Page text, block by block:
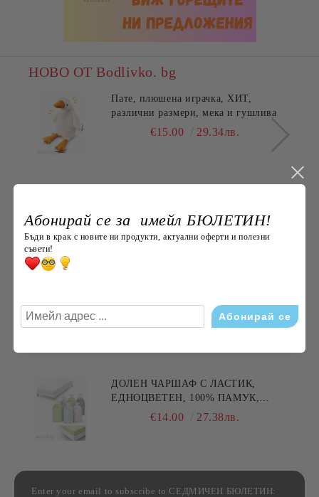
НОВО ОТ Bodlivko. bg
Пате, плюшена играчка, ХИТ,
различни размери, мека и гушлива
€15.00 29.34лв.
Най-продавани
ПЪЛНЕЖ ЗА ВЪЗГЛАВНИЧКА,
БРОДЕРИЯ НАЙ- ДОБАРАТА
МАЙКА/БАБА , РАЗМЕР:
ДОЛЕН ЧАРШАФ С ЛАСТИК,
ЕДНОЦВЕТЕН, 100% ПАМУК,
РАЗЛИЧНИ РАЗМЕРИ
€14.00 27.38лв.
Enter your email to subscribe to СЕДМИЧЕН БЮЛЕТИН:
Абонирай се за имейл БЮЛЕТИН!
Бъди в крак с новите ни продукти, актуални оферти и полезни
съвети!